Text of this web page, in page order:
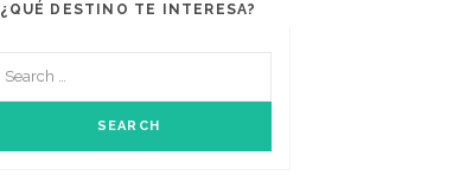
¿QUÉ DESTINO TE INTERESA?